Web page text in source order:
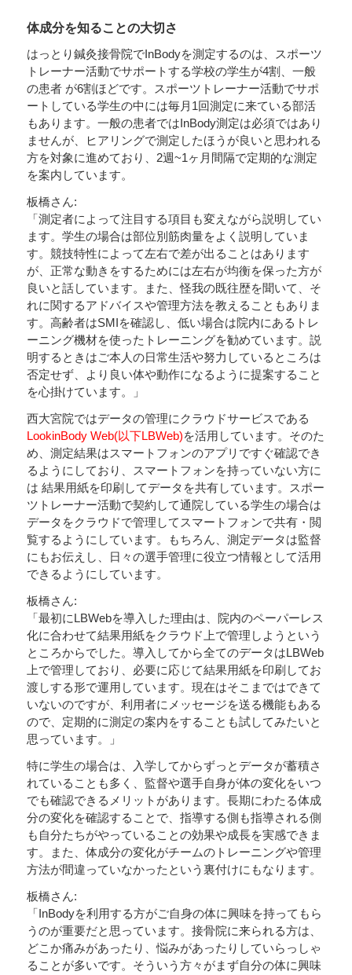
体成分を知ることの大切さ
はっとり鍼灸接骨院でInBodyを測定するのは、スポーツ
トレーナー活動でサポートする学校の学生が4割、一般
の患者 が6割ほどです。スポーツトレーナー活動でサポ
ートしている学生の中には毎月1回測定に来ている部活
もあります。一般の患者ではInBody測定は必須ではあり
ませんが、ヒアリングで測定したほうが良いと思われる
方を対象に進めており、2週~1ヶ月間隔で定期的な測定
を案内しています。
板橋さん:
「測定者によって注目する項目も変えながら説明してい
ます。学生の場合は部位別筋肉量をよく説明していま
す。競技特性によって左右で差が出ることはあります
が、正常な動きをするためには左右が均衡を保った方が
良いと話しています。また、怪我の既往歴を聞いて、そ
れに関するアドバイスや管理方法を教えることもありま
す。高齢者はSMIを確認し、低い場合は院内にあるトレ
ーニング機材を使ったトレーニングを勧めています。説
明するときはご本人の日常生活や努力しているところは
否定せず、より良い体や動作になるように提案すること
を心掛けています。」
西大宮院ではデータの管理にクラウドサービスである
LookinBody Web(以下LBWeb)を活用しています。そのた
め、測定結果はスマートフォンのアプリですぐ確認でき
るようにしており、スマートフォンを持っていない方に
は 結果用紙を印刷してデータを共有しています。スポー
ツトレーナー活動で契約して通院している学生の場合は
データをクラウドで管理してスマートフォンで共有・閲
覧するようにしています。もちろん、測定データは監督
にもお伝えし、日々の選手管理に役立つ情報として活用
できるようにしています。
板橋さん:
「最初にLBWebを導入した理由は、院内のペーパーレス
化に合わせて結果用紙をクラウド上で管理しようという
ところからでした。導入してから全てのデータはLBWeb
上で管理しており、必要に応じて結果用紙を印刷してお
渡しする形で運用しています。現在はそこまではできて
いないのですが、利用者にメッセージを送る機能もある
ので、定期的に測定の案内をすることも試してみたいと
思っています。」
特に学生の場合は、入学してからずっとデータが蓄積さ
れていることも多く、監督や選手自身が体の変化をいつ
でも確認できるメリットがあります。長期にわたる体成
分の変化を確認することで、指導する側も指導される側
も自分たちがやっていることの効果や成長を実感できま
す。また、体成分の変化がチームのトレーニングや管理
方法が間違っていなかったという裏付けにもなります。
板橋さん:
「InBodyを利用する方がご自身の体に興味を持ってもら
うのが重要だと思っています。接骨院に来られる方は、
どこか痛みがあったり、悩みがあったりしていらっしゃ
ることが多いです。そういう方々がまず自分の体に興味